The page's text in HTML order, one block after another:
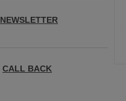
NEWSLETTER
CALL BACK